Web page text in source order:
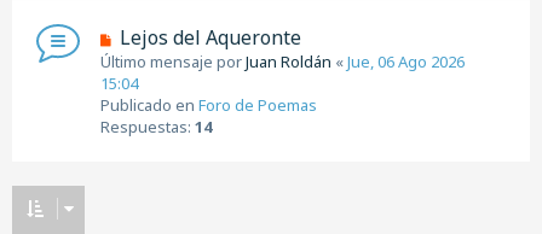
n
s
a
j
e
N
u
e
v
o
Lejos del Aqueronte
Último mensaje porJuan Roldán «Jue, 06 Ago 2026
15:04
Publicado en Foro de Poemas
Respuestas: 14